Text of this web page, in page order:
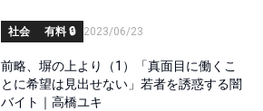
社会 有料 🔒 2023/06/23
前略、塀の上より（1）「真面目に働くこ
とに希望は見出せない」若者を誘惑する闇
バイト｜高橋ユキ